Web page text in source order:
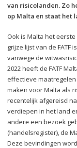
van risicolanden. Zo
op Malta en staat het
Ook is Malta het
grijze lijst van de FATF
vanwege de
2022 heeft de FATF
effectieve
maken voor Malta als
recentelijk afgereisd
verdiepen in het land
andere een bezoek
(handelsregister), de
Deze bevindingen